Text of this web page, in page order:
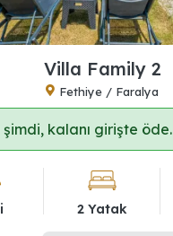
Villa Family 2
Fethiye / Faralya
şimdi, kalanı girişte öde.
2 Yatak